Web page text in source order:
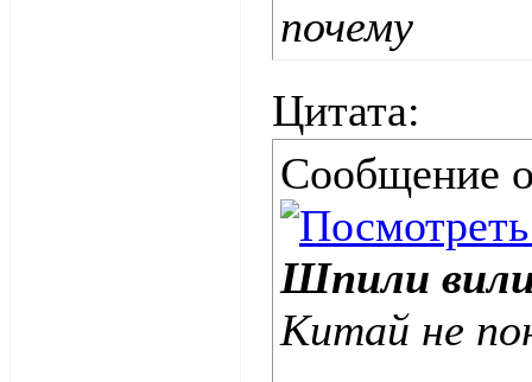
почему
Цитата:
Сообщение
Шпили
Китай не